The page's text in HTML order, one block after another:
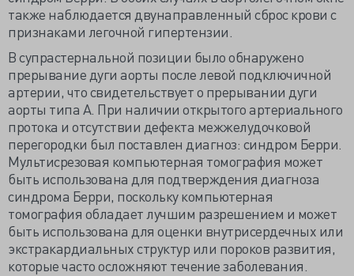
также наблюдается двунаправленный сброс крови с
признаками легочной гипертензии.
В супрастернальной позиции было обнаружено
прерывание дуги аорты после левой подключичной
артерии, что свидетельствует о прерывании дуги
аорты типа А. При наличии открытого артериального
протока и отсутствии дефекта межжелудочковой
перегородки был поставлен диагноз: синдром Берри.
Мультисрезовая компьютерная томография может
быть использована для подтверждения диагноза
синдрома Берри, поскольку компьютерная
томография обладает лучшим разрешением и может
быть использована для оценки внутрисердечных или
экстракардиальных структур или пороков развития,
которые часто осложняют течение заболевания.